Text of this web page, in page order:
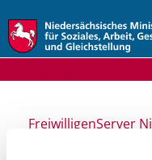
FreiwilligenServer